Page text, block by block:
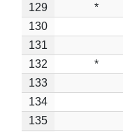
129
*
130
131
132
*
133
134
135